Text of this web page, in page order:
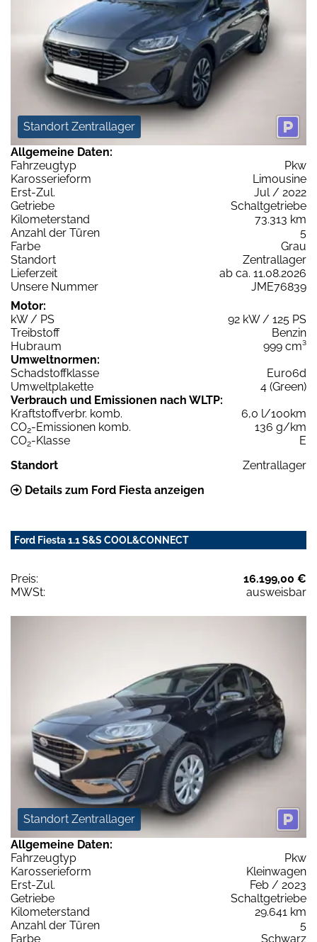
Standort Zentrallager
Allgemeine Daten:
Fahrzeugtyp
Pkw
Karosserieform
Limousine
Erst-Zul.
Jul / 2022
Getriebe
Schaltgetriebe
Kilometerstand
73.313 km
Anzahl der Türen
5
Farbe
Grau
Standort
Zentrallager
Lieferzeit
ab ca. 11.08.2026
Unsere Nummer
JME76839
Motor:
kW / PS
92 kW / 125 PS
Treibstoff
Benzin
Hubraum
999 cm³
Umweltnormen:
Schadstoffklasse
Euro6d
Umweltplakette
4 (Green)
Verbrauch und Emissionen nach WLTP:
Kraftstoffverbr. komb.
6,0 l/100km
CO2-Emissionen komb.
136 g/km
CO2-Klasse
E
Standort
Zentrallager
Details zum Ford Fiesta anzeigen
Ford Fiesta 1.1 S&S COOL&CONNECT
Preis:
16.199,00 €
MWSt:
ausweisbar
Standort Zentrallager
Allgemeine Daten:
Fahrzeugtyp
Pkw
Karosserieform
Kleinwagen
Erst-Zul.
Feb / 2023
Getriebe
Schaltgetriebe
Kilometerstand
29.641 km
Anzahl der Türen
5
Farbe
Schwarz